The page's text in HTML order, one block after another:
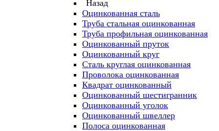
Назад
Оцинкованная сталь
Труба стальная оцинкованная
Труба профильная оцинкованная
Оцинкованный пруток
Оцинкованный круг
Сталь круглая оцинкованная
Проволока оцинкованная
Квадрат оцинкованный
Оцинкованный шестигранник
Оцинкованный уголок
Оцинкованный швеллер
Полоса оцинкованная